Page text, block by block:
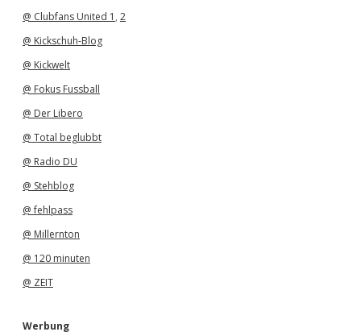
@ Clubfans United 1 , 2
@ Kickschuh-Blog
@ Kickwelt
@ Fokus Fussball
@ Der Libero
@ Total beglubbt
@ Radio DU
@ Stehblog
@ fehlpass
@ Millernton
@ 120 minuten
@ ZEIT
Werbung